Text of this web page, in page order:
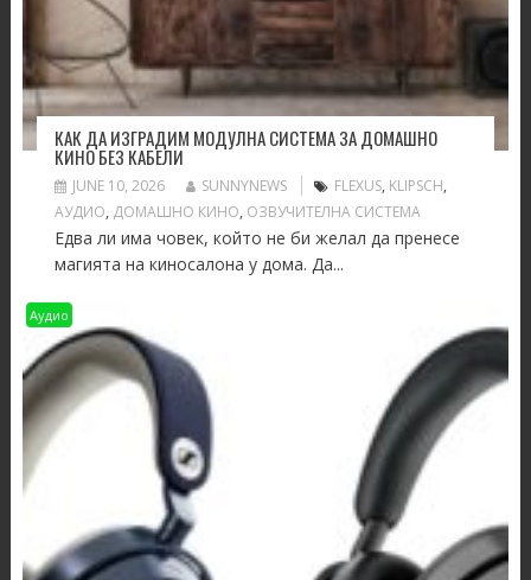
КАК ДА ИЗГРАДИМ МОДУЛНА СИСТЕМА ЗА ДОМАШНО
КИНО БЕЗ КАБЕЛИ
JUNE 10, 2026 SUNNYNEWS FLEXUS, KLIPSCH,
АУДИО, ДОМАШНО КИНО, ОЗВУЧИТЕЛНА СИСТЕМА
Едва ли има човек, който не би желал да пренесе
магията на киносалона у дома. Да...
Аудио